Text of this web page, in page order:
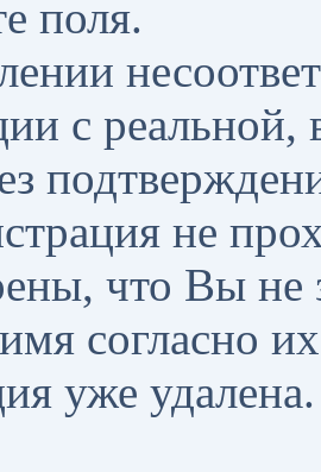
поля.
с реальной,
не
что Вы не
согласно
уже удалена.